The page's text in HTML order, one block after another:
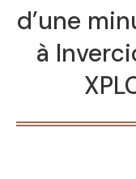
d’une
à